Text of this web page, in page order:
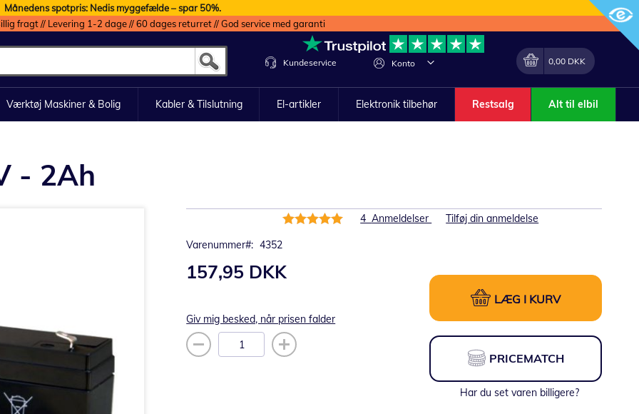
Månedens spotpris: Nedis myggefælde – spar 50%.
fragt // Levering 1-2 dage // 60 dages returret // God service med garanti
Konto
Lave
Min indkøbskurv
0,00 DKK
Kundeservice
Værktøj Maskiner & Bolig Kabler & Tilslutning El-artikler Elektronik tilbehør Restsalg Alt til elbil
- 2Ah
Varenummer 4352
Bedømmelse:
4Anmeldelser Tilføj din anmeldelse
157,95 DKK
Giv mig besked, når prisen falder
LÆG I KURV
PRICEMATCH
Har du set varen billigere?